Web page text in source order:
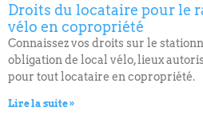
Droits du locataire pour le
vélo en copropriété
Connaissez vos droits sur le
obligation de local vélo, lieux
pour tout locataire en copropriété.
Lire la suite »